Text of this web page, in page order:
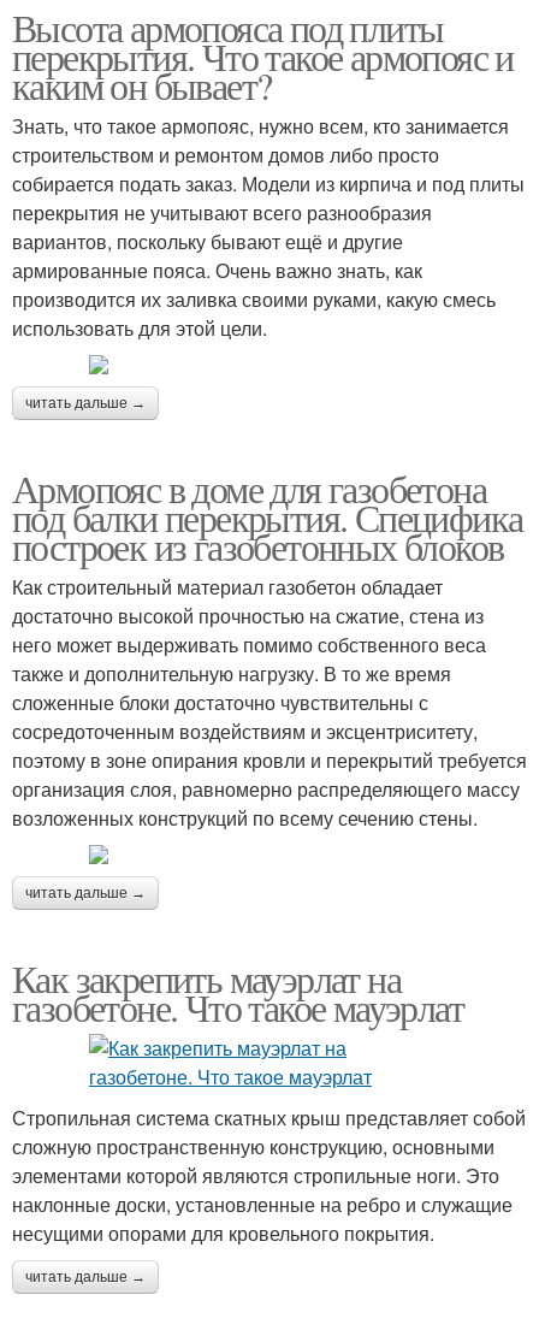
Высота армопояса под плиты
перекрытия. Что такое армопояс и
каким он бывает?
Знать, что такое армопояс, нужно всем, кто занимается
строительством и ремонтом домов либо просто
собирается подать заказ. Модели из кирпича и под плиты
перекрытия не учитывают всего разнообразия
вариантов, поскольку бывают ещё и другие
армированные пояса. Очень важно знать, как
производится их заливка своими руками, какую смесь
использовать для этой цели.
читать дальше →
Армопояс в доме для газобетона
под балки перекрытия. Специфика
построек из газобетонных блоков
Как строительный материал газобетон обладает
достаточно высокой прочностью на сжатие, стена из
него может выдерживать помимо собственного веса
также и дополнительную нагрузку. В то же время
сложенные блоки достаточно чувствительны с
сосредоточенным воздействиям и эксцентриситету,
поэтому в зоне опирания кровли и перекрытий требуется
организация слоя, равномерно распределяющего массу
возложенных конструкций по всему сечению стены.
читать дальше →
Как закрепить мауэрлат на
газобетоне. Что такое мауэрлат
Стропильная система скатных крыш представляет собой
сложную пространственную конструкцию, основными
элементами которой являются стропильные ноги. Это
наклонные доски, установленные на ребро и служащие
несущими опорами для кровельного покрытия.
читать дальше →